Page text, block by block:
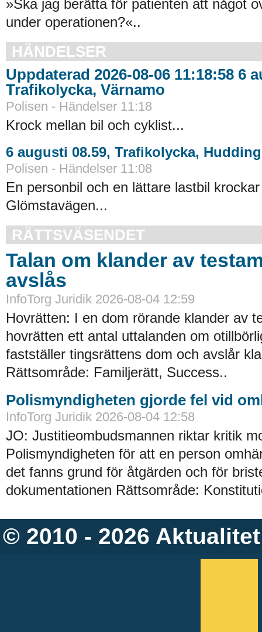
»Ska jag berätta för patienten att något
under operationen?«..
HÄNDELSER
Uppdaterad 2026-08-06 11:18:58 6
Trafikolycka, Värnamo
Polisen - Händelser 11:18
Krock mellan bil och cyklist...
6 augusti 08.59, Trafikolycka,
Polisen - Händelser 11:08
En personbil och en lättare lastbil
Glömstavägen...
RÄTTSVÄSENDET
Talan om klander av
avslås
InfoTorg Juridik 2026-08-04 12:59
Hovrätten: I en dom rörande klander av
hovrätten ett antal uttalanden om
fastställer tingsrättens dom och avslår
Rättsområde: Familjerätt, Success..
Polismyndigheten gjorde fel vid
InfoTorg Juridik 2026-08-04 12:58
JO: Justitieombudsmannen riktar kritik
Polismyndigheten för att en person
det fanns grund för åtgärden och för
dokumentationen Rättsområde:
© 2010 - 2026 Aktualitet